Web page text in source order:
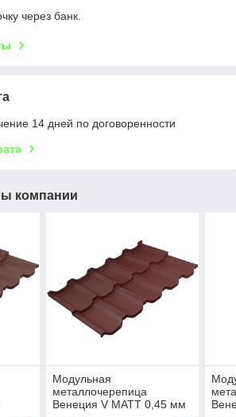
через банк.
14 дней по договоренности
компании
Модульная
металлочерепица
Венеция V МАТТ 0,45 мм